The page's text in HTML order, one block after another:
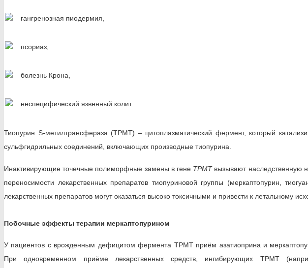
гангренозная пиодермия,
псориаз,
болезнь Крона,
неспецифический язвенный колит.
Тиопурин S-метилтрансфераза (TPMT) – цитоплазматический фермент, который
сульфгидрильных соединений, включающих производные тиопурина.
Инактивирующие точечные полиморфные замены в гене TPMTвызывают наследственную
переносимости лекарственных препаратов тиопуриновой группы (меркаптопурин,
лекарственных препаратов могут оказаться высоко токсичными и привести к летальному
Побочные эффекты терапии меркаптопурином
У пациентов с врожденным дефицитом фермента TPMT приём азатиоприна и
При одновременном приёме лекарственных средств, ингибирующих TPMT